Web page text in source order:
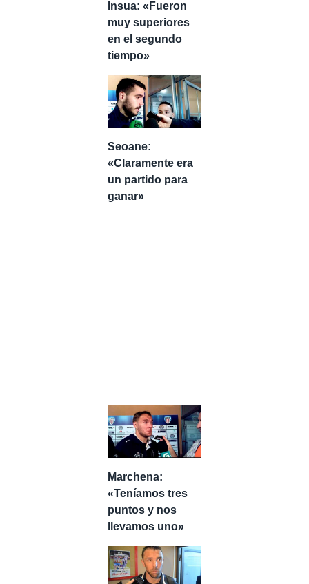
Insua: «Fueron
muy superiores
en el segundo
tiempo»
Seoane:
«Claramente era
un partido para
ganar»
Marchena:
«Teníamos tres
puntos y nos
llevamos uno»